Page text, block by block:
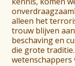
alleen het
trouw blijven
beschaving en
die grote
wetenschappers